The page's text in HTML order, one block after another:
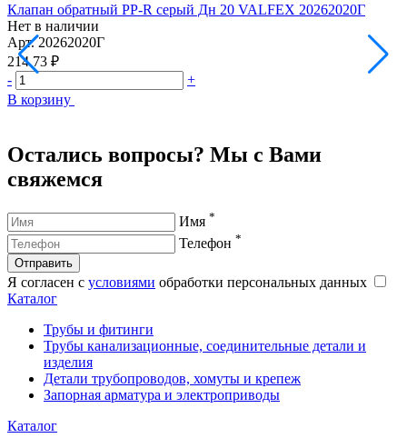
Клапан обратный PP-R серый Дн 20 VALFEX 20262020Г
Нет в наличии
Арт. 20262020Г
214.73 ₽
-
+
В корзину
Остались вопросы? Мы с Вами
свяжемся
Имя *
Телефон *
Отправить
Я согласен с условиями обработки персональных данных
Каталог
Трубы и фитинги
Трубы канализационные, соединительные детали и
изделия
Детали трубопроводов, хомуты и крепеж
Запорная арматура и электроприводы
Каталог